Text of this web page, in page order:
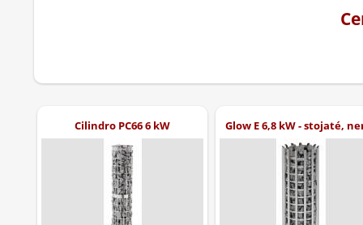
Cilindro PC66 6 kW Glow E 6,8 kW - stojaté,